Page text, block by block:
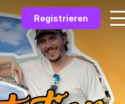
Registrieren